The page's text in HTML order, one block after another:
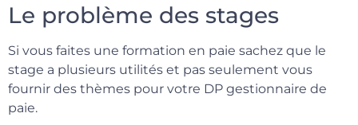
Le problème des stages
Si vous faites une formation en paie sachez que le
stage a plusieurs utilités et pas seulement vous
fournir des thèmes pour votre DP gestionnaire de
paie.